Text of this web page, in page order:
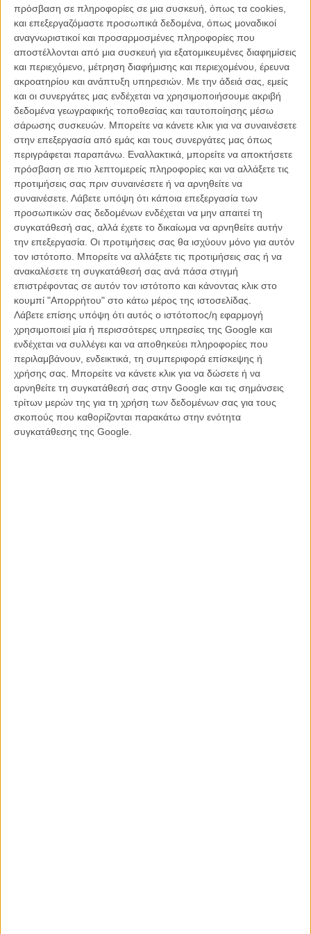
πρόσβαση σε πληροφορίες σε μια συσκευή, όπως τα cookies,
και επεξεργαζόμαστε προσωπικά δεδομένα, όπως μοναδικοί
αναγνωριστικοί και προσαρμοσμένες πληροφορίες που
αποστέλλονται από μια συσκευή για εξατομικευμένες διαφημίσεις
και περιεχόμενο, μέτρηση διαφήμισης και περιεχομένου, έρευνα
ακροατηρίου και ανάπτυξη υπηρεσιών. Με την άδειά σας, εμείς
και οι συνεργάτες μας ενδέχεται να χρησιμοποιήσουμε ακριβή
δεδομένα γεωγραφικής τοποθεσίας και ταυτοποίησης μέσω
σάρωσης συσκευών. Μπορείτε να κάνετε κλικ για να συναινέσετε
στην επεξεργασία από εμάς και τους συνεργάτες μας όπως
περιγράφεται παραπάνω. Εναλλακτικά, μπορείτε να αποκτήσετε
πρόσβαση σε πιο λεπτομερείς πληροφορίες και να αλλάξετε τις
προτιμήσεις σας πριν συναινέσετε ή να αρνηθείτε να
συναινέσετε. Λάβετε υπόψη ότι κάποια επεξεργασία των
προσωπικών σας δεδομένων ενδέχεται να μην απαιτεί τη
συγκατάθεσή σας, αλλά έχετε το δικαίωμα να αρνηθείτε αυτήν
την επεξεργασία. Οι προτιμήσεις σας θα ισχύουν μόνο για αυτόν
τον ιστότοπο. Μπορείτε να αλλάξετε τις προτιμήσεις σας ή να
ανακαλέσετε τη συγκατάθεσή σας ανά πάσα στιγμή
επιστρέφοντας σε αυτόν τον ιστότοπο και κάνοντας κλικ στο
κουμπί "Απορρήτου" στο κάτω μέρος της ιστοσελίδας.
Λάβετε επίσης υπόψη ότι αυτός ο ιστότοπος/η εφαρμογή
χρησιμοποιεί μία ή περισσότερες υπηρεσίες της Google και
ενδέχεται να συλλέγει και να αποθηκεύει πληροφορίες που
περιλαμβάνουν, ενδεικτικά, τη συμπεριφορά επίσκεψης ή
χρήσης σας. Μπορείτε να κάνετε κλικ για να δώσετε ή να
αρνηθείτε τη συγκατάθεσή σας στην Google και τις σημάνσεις
τρίτων μερών της για τη χρήση των δεδομένων σας για τους
σκοπούς που καθορίζονται παρακάτω στην ενότητα
συγκατάθεσης της Google.
της φίλης, της Τζίνι, εκεί όπου την περασμένη χρονιά είχε περάσει
λίγες μέρες παρηγορώντας τη για δική της απώλεια. Οι όροι έχουν
αντιστραφεί, το πρόσφατο παρελθόν τραυματίζει ακόμα
περισσότερο το παρόν και τα δυο κορίτσια θ’ αρχίσουν να
αμφισβητούν όχι μόνο τη σχέση τους, αλλά και τη λογική τους,
καθώς η παράνοια χτυπά την πόρτα.
Ο Αλεξ Ρος Πέρι του «Listen Up Philip», με συμπαραγωγό, μάλιστα,
τη Faliro House, παρουσιάζει, με τη νέα του ταινία, ένα ρετρό
ψυχολογικό θρίλερ που ανυψώνεται κυρίως χάρη στις θεαματικές
ερμηνείες των δυο πρωταγωνιστριών του. Μέσα από συνεχόμενες
εναλλαγές flash-backs και του τώρα, με αντιθέσεις στην αισθητική,
από το αχνό φως του σήμερα, όταν τα συναισθήματα βρίσκονται σε
ύπνωση, στο λαμπερό χθες και στο κατάμαυρο αύριο, στήνει ένα
κλιμακούμενο δράμα που βουτά στα νερά της εξουσίας, της
ανασφάλειας και της παράνοιας, δανειζόμενο ύφος από την
«Persona» αλλά και την «Αποστροφή», μόνο σε ταιριαστά
mumblecore ύφος.
Στα χέρια του, η Ελίζαμπεθ Μος σπάει κάθε ρεκόρ καθηλωτικής,
camp ερμηνείας, με μια προοδευτική υπέρβαση των ορίων από την
οποία δεν ξεκολλούν τα μάτια, αλλά απέναντί της, η Κάθριν
Γουότερστον (του «Inherent Vice» του Πολ Τόμας Αντερσον),
ανταποκρίνεται με μεγαλείο, αποδεικνύοντας ότι έχει κλείσει θέση
στο λεωφορείο με τις καλύτερες ηθοποιούς των επόμενων χρόνων.
Το σενάριο της ταινίας έχει κι αυτό αυτοκτονικές τάσεις, αυξάνοντας
με γεωμετρική πρόοδο τους μονολόγους και τη στάθμη της
υπερβολής καθώς προχωρά προς το φινάλε του, αλλά οι δυο
πρωταγωνίστριες και η πετυχημένη ανατομία της σχέσης εξάρτησης
κι εκδίκησης ανάμεσα σε δυο γυναίκες διατηρούν το ενδιαφέρον